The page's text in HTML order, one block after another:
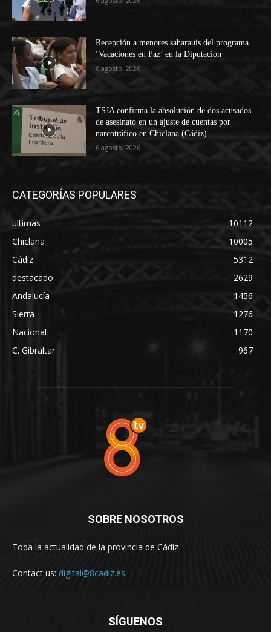
Recepción a menores saharauis del programa
‘Vacaciones en Paz’ en la Diputación
6 agosto, 2026
TSJA confirma la absolución de dos acusados
de asesinato en un ajuste de cuentas por
narcotráfico en Chiclana (Cádiz)
6 agosto, 2026
CATEGORÍAS POPULARES
ultimas
10112
Chiclana
10005
Cádiz
5312
destacado
2629
Andalucía
1456
Sierra
1276
Nacional
1170
C. Gibraltar
967
SOBRE NOSOTROS
Toda la actualidad de la provincia de Cádiz
Contact us: digital@8cadiz.es
SÍGUENOS